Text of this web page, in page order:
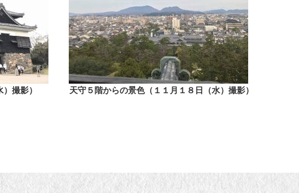
撮影） 天守５階からの景色（１１月１８日（水）撮影）